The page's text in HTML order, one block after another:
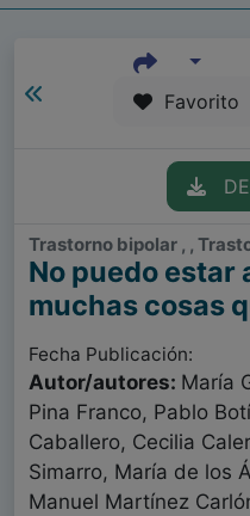
Favorito
Trastorno bipolar , ,
No puedo estar
muchas cosas
Fecha Publicación:
Autor/autores: María
Pina Franco, Pablo
Caballero, Cecilia
Simarro, María de los
Manuel Martínez